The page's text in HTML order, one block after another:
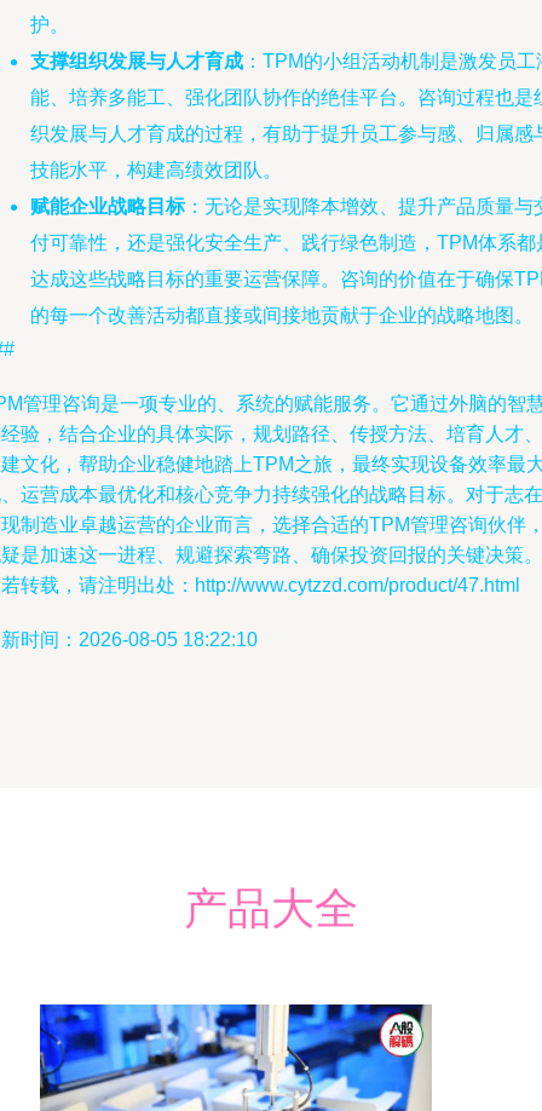
护。
支撑组织发展与人才育成 ：TPM的小组活动机制是激发员工
能、培养多能工、强化团队协作的绝佳平台。咨询过程也是
织发展与人才育成的过程，有助于提升员工参与感、归属感
技能水平，构建高绩效团队。
赋能企业战略目标：无论是实现降本增效、提升产品质量与
付可靠性，还是强化安全生产、践行绿色制造，TPM体系都
达成这些战略目标的重要运营保障。咨询的价值在于确保
的每一个改善活动都直接或间接地贡献于企业的战略地图。
管理咨询是一项专业的、系统的赋能服务。它通过外脑的智
验，结合企业的具体实际，规划路径、传授方法、培育人才、
文化，帮助企业稳健地踏上TPM之旅，最终实现设备效率最
运营成本最优化和核心竞争力持续强化的战略目标。对于志在
制造业卓越运营的企业而言，选择合适的TPM管理咨询伙伴
是加速这一进程、规避探索弯路、确保投资回报的关键决策。
转载，请注明出处：http://www.cytzzd.com/product/47.html
时间：2026-08-05 18:22:10
产品大全